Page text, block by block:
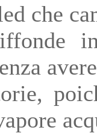
che